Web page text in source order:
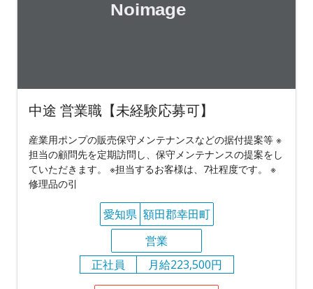
中途 営業職【未経験応募可】
産業用ポンプの販売保守メンテナンスなどの据付提案等 ※
担当の顧問先を定期訪問し、保守メンテナンスの提案をし
ていただきます。 ※担当するお客様は、7社程度です。 ※
修理品の引
愛知県 額田郡幸田町
営業
正社員
月給223,500円